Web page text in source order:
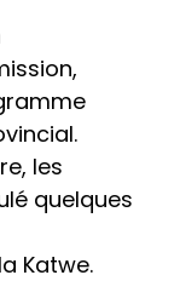
les
quelques
Katwe.